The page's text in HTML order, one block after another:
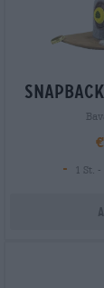
-
1 St.